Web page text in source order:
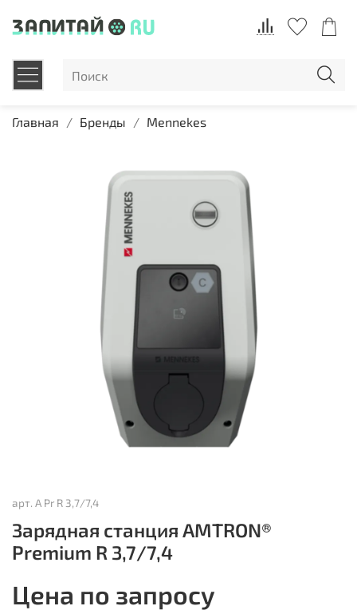
Главная Бренды Mennekes
арт. A Pr R 3,7/7,4
Зарядная станция AMTRON®
Premium R 3,7/7,4
Цена по запросу